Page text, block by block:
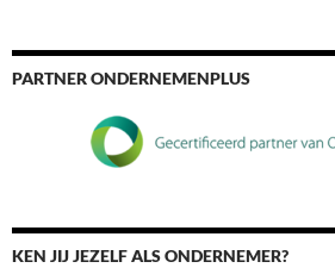
PARTNER ONDERNEMENPLUS
KEN JIJ JEZELF ALS ONDERNEMER?